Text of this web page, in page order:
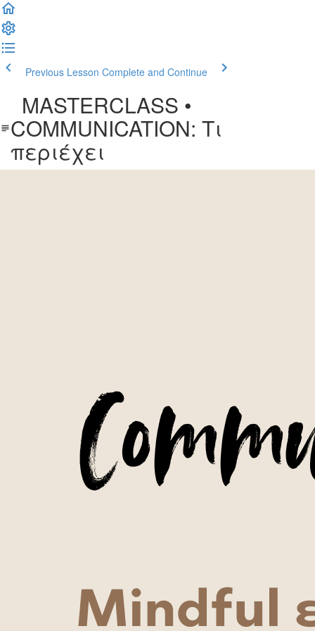
Previous Lesson Complete and Continue
MASTERCLASS •
COMMUNICATION: Τι
περιέχει